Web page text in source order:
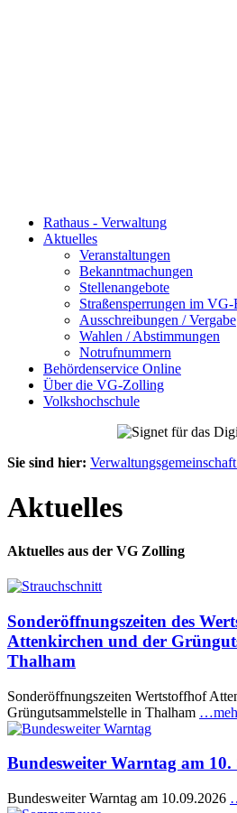
Rathaus - Verwaltung
Aktuelles
Veranstaltungen
Bekanntmachungen
Stellenangebote
Straßensperrungen im VG-
Ausschreibungen / Vergabe
Wahlen / Abstimmungen
Notrufnummern
Behördenservice Online
Über die VG-Zolling
Volkshochschule
Sie sind hier:
Aktuelles
Aktuelles aus der VG Zolling
Sonderöffnungszeiten des
Attenkirchen und der
Thalham
Sonderöffnungszeiten Wertstoffhof
Grüngutsammelstelle in Thalham
Bundesweiter Warntag am 10.
Bundesweiter Warntag am 10.09.2026